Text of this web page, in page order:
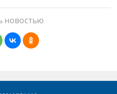
новостью